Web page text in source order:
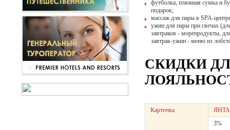
футболка, пляжная сумка и
подарок;
массаж для пары в SPA-
ужин для пары при свечах
завтраков - морепродукты,
завтрак-ужин - меню из
СКИДКИ
Карточка
3%